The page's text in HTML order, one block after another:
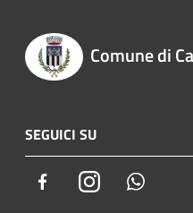
Comune di
SEGUICI SU
FacebookInstagram